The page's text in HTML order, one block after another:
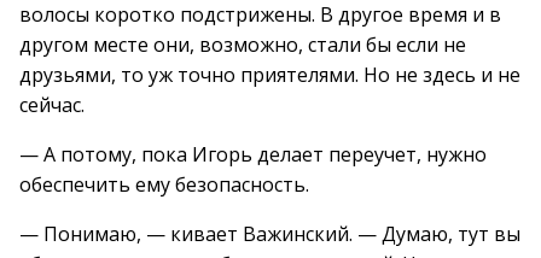
волосы коротко подстрижены. В другое время и в
другом месте они, возможно, стали бы если не
друзьями, то уж точно приятелями. Но не здесь и не
сейчас.
— А потому, пока Игорь делает переучет, нужно
обеспечить ему безопасность.
— Понимаю, — кивает Важинский. — Думаю, тут вы